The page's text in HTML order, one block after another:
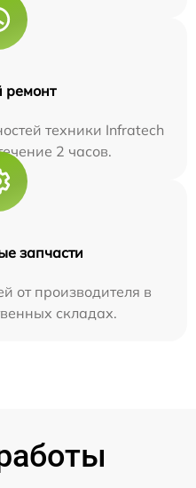
ремонт
техники Infratech
2 часов.
запчасти
от производителя в
складах.